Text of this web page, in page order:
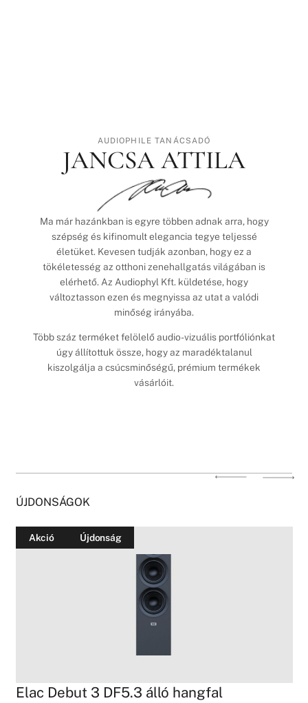
AUDIOPHILE TANÁCSADÓ
JANCSA ATTILA
Ma már hazánkban is egyre többen adnak arra, hogy
szépség és kifinomult elegancia tegye teljessé
életüket. Kevesen tudják azonban, hogy ez a
tökéletesség az otthoni zenehallgatás világában is
elérhető. Az Audiophyl Kft. küldetése, hogy
változtasson ezen és megnyissa az utat a valódi
minőség irányába.
Több száz terméket felölelő audio-vizuális portfóliónkat
úgy állítottuk össze, hogy az maradéktalanul
kiszolgálja a csúcsminőségű, prémium termékek
vásárlóit.
ÚJDONSÁGOK
Akció Újdonság
Elac Debut 3 DF5.3 álló hangfal